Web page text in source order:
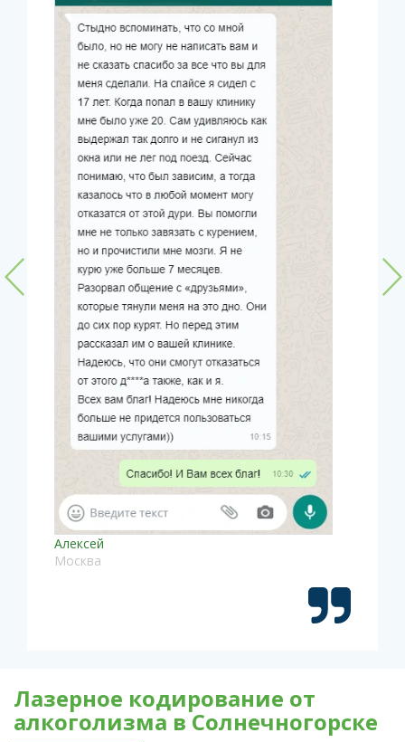
Алексей
Москва
Лазерное кодирование от
алкоголизма в Солнечногорске